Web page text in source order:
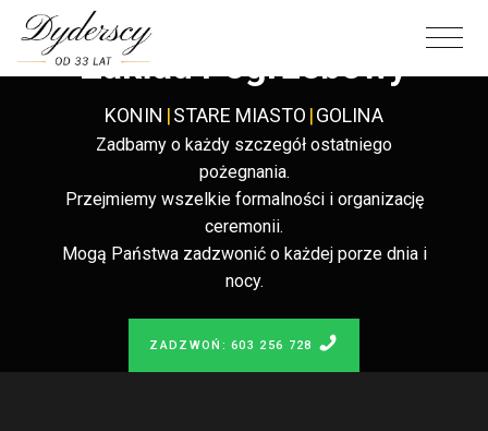
Całodobowy
Zakład Pogrzebowy
KONIN |STARE MIASTO |GOLINA
Zadbamy o każdy szczegół ostatniego
pożegnania.
Przejmiemy wszelkie formalności i organizację
ceremonii.
Mogą Państwa zadzwonić o każdej porze dnia i
nocy.
ZADZWOŃ: 603 256 728